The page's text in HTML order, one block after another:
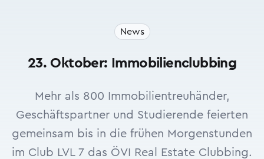
News
23. Oktober: Immobilienclubbing
Mehr als 800 Immobilientreuhänder,
Geschäftspartner und Studierende feierten
gemeinsam bis in die frühen Morgenstunden
im Club LVL 7 das ÖVI Real Estate Clubbing.